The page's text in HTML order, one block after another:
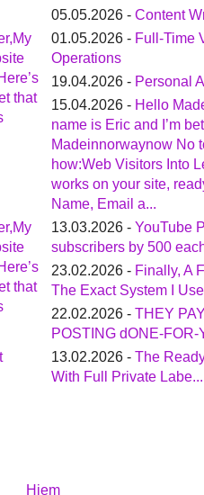
05.05.2026 -Content
that
01.05.2026 - Full-Time
Operations
19.04.2026 - Personal
15.04.2026 - Hello
name is Eric and I’m
Madeinnorwaynow No
how:Web Visitors Into
works on your site,
Name, Email a...
that
13.03.2026 -YouTube
subscribers by 500
23.02.2026 - Finally, A
The Exact System I
22.02.2026 -THEY
POSTING dONE-
13.02.2026 -The
With Full Private Labe...
Hjem